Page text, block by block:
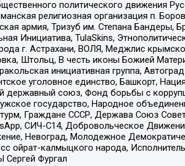
политического движения
религиозная организация п.
армия, Тризуб им. Степана Бандеры,
Инициатива, TulaSkins,
г. Астрахани, ВОЛЯ, Меджлис
Штольц, В честь иконы Божией
инициативная группа,
уголовное единство, Башкорт,
державный союз, Фонд борьбы с
государство, Народное
Граждане СССР, Держава Союз
СИЧ-С14, Добровольческое
Невоград, Молодежное
ойрат-калмыцкого народа,
Сергей Фургал